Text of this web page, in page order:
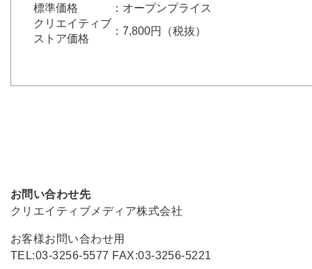
標準価格
：オープンプライス
クリエイティブ
ストア価格
：7,800円（税抜）
お問い合わせ先
クリエイティブメディア株式会社
お客様お問い合わせ用
TEL:03-3256-5577 FAX:03-3256-5221